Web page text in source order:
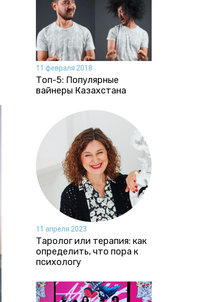
11 февраля 2018
Топ-5: Популярные
вайнеры Казахстана
11 апреля 2023
Таролог или терапия: как
определить, что пора к
психологу